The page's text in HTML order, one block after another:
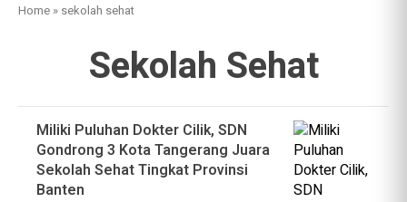
Home » sekolah sehat
Sekolah Sehat
Miliki Puluhan Dokter Cilik, SDN
Gondrong 3 Kota Tangerang Juara
Sekolah Sehat Tingkat Provinsi
Banten